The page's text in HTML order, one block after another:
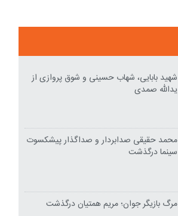
شهید بابایی، شهاب حسینی و شوق پروازی از
یدالله صمدی
محمد حقیقی صدابردار و صداگذار پیشکسوت
سینما درگذشت
مرگ بازیگر جوان؛ مریم همتیان درگذشت